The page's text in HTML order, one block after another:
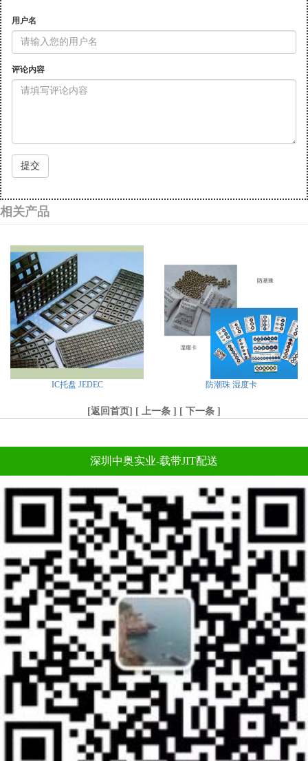
用户名
评论内容
提交
相关产品
IC托盘 JEDEC 防潮珠 湿度卡
[返回首页] [ 上一条 ] [ 下一条 ]
深圳中奥实业-载带JIT配送